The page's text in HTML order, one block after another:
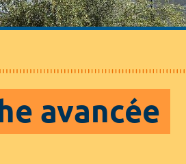
avancée